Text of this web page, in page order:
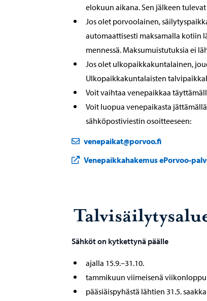
elokuun aikana. Sen jälkeen
Jos olet porvoolainen,
automaattisesti maksamalla kotiin
mennessä. Maksumuistutuksia ei
Jos olet ulkopaikkakuntalainen,
Ulkopaikkakuntalaisten
Voit vaihtaa venepaikkaa
Voit luopua venepaikasta
sähköpostiviestin osoitteeseen:
venepaikat@porvoo.fi
Venepaikkahakemus ePorvoo-
Sähköt on kytkettynä päälle
ajalla 15.9.–31.10.
tammikuun viimeisenä
pääsiäispyhästä lähtien 31.5. saakka